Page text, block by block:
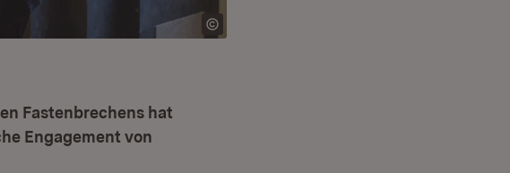
Fastenbrechens hat
Engagement von